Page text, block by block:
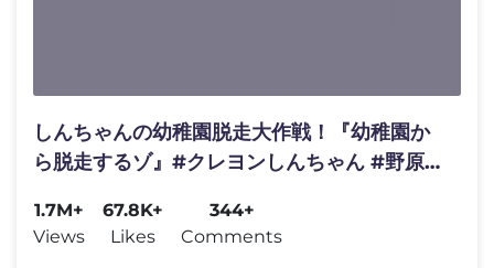
しんちゃんの幼稚園脱走大作戦！『幼稚園か
ら脱走するゾ』#クレヨンしんちゃん #野原し
まわり #爆笑
1.7M+
Views
67.8K+
Likes
344+
Comments